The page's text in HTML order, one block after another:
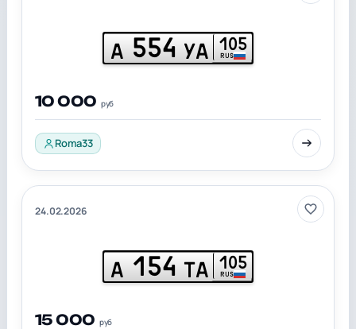
А 554 УА 105
RUS
10 000 руб
Roma33
24.02.2026
А 154 ТА 105
RUS
15 000 руб